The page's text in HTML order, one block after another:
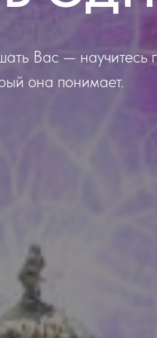
Вас — научитесь
она понимает.